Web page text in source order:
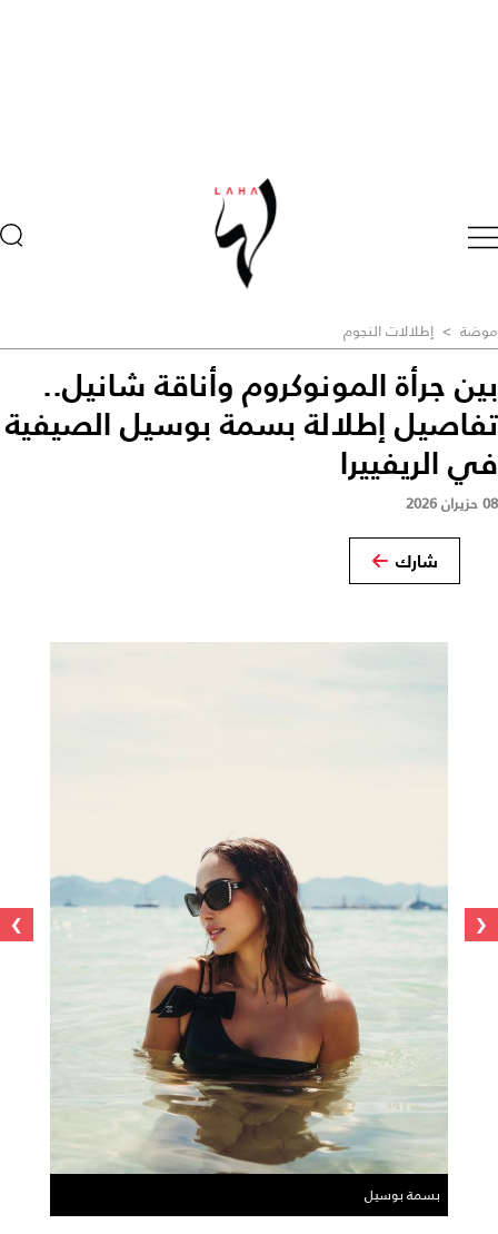
موضة > إطلالات النجوم
بين جرأة المونوكروم وأناقة شانيل..
تفاصيل إطلالة بسمة بوسيل الصيفية
في الريفييرا
08 حزيران 2026
شارك
بسمة بوسيل
‹
›